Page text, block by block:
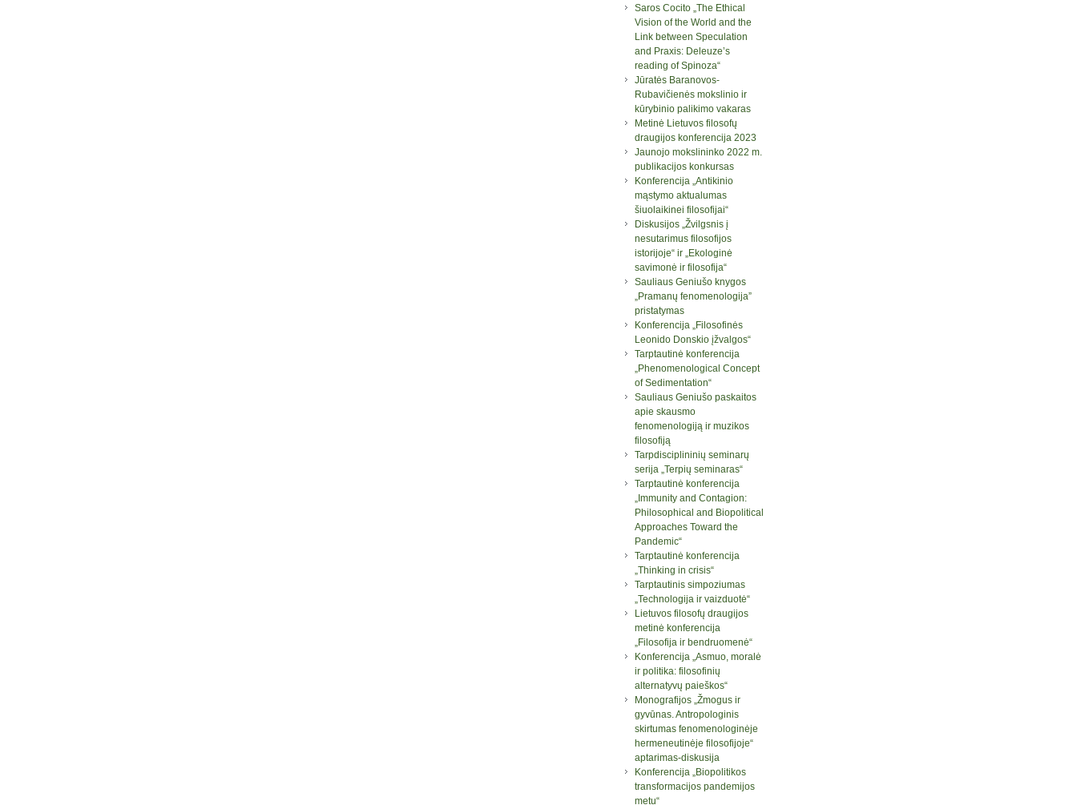
Saros Cocito „The Ethical
Vision of the World and the
Link between Speculation
and Praxis: Deleuze’s
reading of Spinoza“
Jūratės Baranovos-
Rubavičienės mokslinio ir
kūrybinio palikimo vakaras
Metinė Lietuvos filosofų
draugijos konferencija 2023
Jaunojo mokslininko 2022 m.
publikacijos konkursas
Konferencija „Antikinio
mąstymo aktualumas
šiuolaikinei filosofijai“
Diskusijos „Žvilgsnis į
nesutarimus filosofijos
istorijoje“ ir „Ekologinė
savimonė ir filosofija“
Sauliaus Geniušo knygos
„Pramanų fenomenologija”
pristatymas
Konferencija „Filosofinės
Leonido Donskio įžvalgos“
Tarptautinė konferencija
„Phenomenological Concept
of Sedimentation“
Sauliaus Geniušo paskaitos
apie skausmo
fenomenologiją ir muzikos
filosofiją
Tarpdisciplininių seminarų
serija „Terpių seminaras“
Tarptautinė konferencija
„Immunity and Contagion:
Philosophical and Biopolitical
Approaches Toward the
Pandemic“
Tarptautinė konferencija
„Thinking in crisis“
Tarptautinis simpoziumas
„Technologija ir vaizduotė“
Lietuvos filosofų draugijos
metinė konferencija
„Filosofija ir bendruomenė“
Konferencija „Asmuo, moralė
ir politika: filosofinių
alternatyvų paieškos“
Monografijos „Žmogus ir
gyvūnas. Antropologinis
skirtumas fenomenologinėje
hermeneutinėje filosofijoje“
aptarimas-diskusija
Konferencija „Biopolitikos
transformacijos pandemijos
metu“